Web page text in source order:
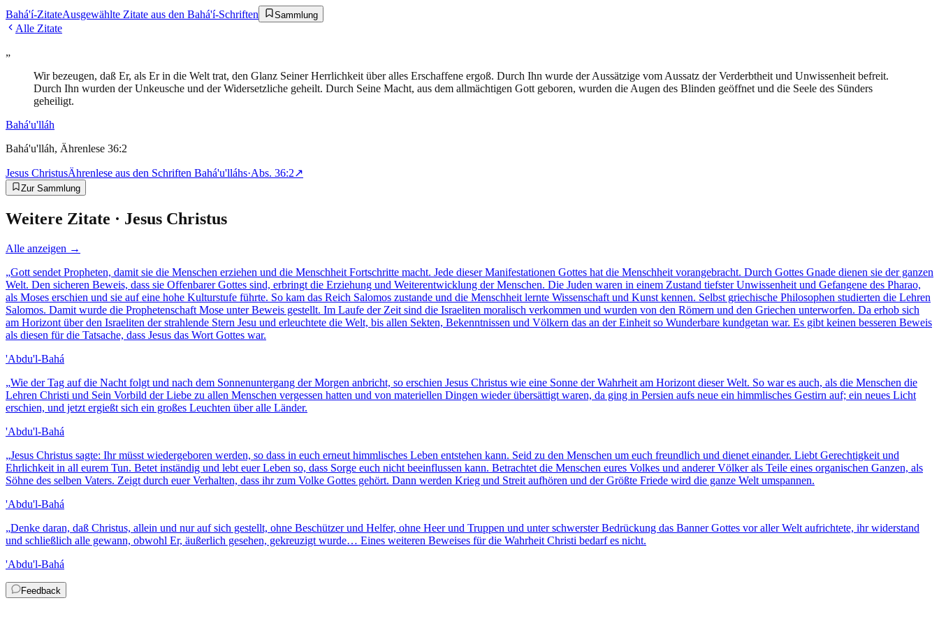
Bahá'í-ZitateAusgewählte Zitate aus den Bahá'í-Schriften Sammlung
Alle Zitate
„
Wir bezeugen, daß Er, als Er in die Welt trat, den Glanz Seiner Herrlichkeit über alles Erschaffene ergoß. Durch Ihn wurde der Aussätzige vom Aussatz der Verderbtheit und Unwissenheit befreit.
Durch Ihn wurden der Unkeusche und der Widersetzliche geheilt. Durch Seine Macht, aus dem allmächtigen Gott geboren, wurden die Augen des Blinden geöffnet und die Seele des Sünders
geheiligt.
Bahá'u'lláh
Bahá'u'lláh, Ährenlese 36:2
Jesus ChristusÄhrenlese aus den Schriften Bahá'u'lláhs·Abs. 36:2↗
Zur Sammlung
Weitere Zitate · Jesus Christus
Alle anzeigen →
„Gott sendet Propheten, damit sie die Menschen erziehen und die Menschheit Fortschritte macht. Jede dieser Manifestationen Gottes hat die Menschheit vorangebracht. Durch Gottes Gnade dienen sie der ganzen
Welt. Den sicheren Beweis, dass sie Offenbarer Gottes sind, erbringt die Erziehung und Weiterentwicklung der Menschen. Die Juden waren in einem Zustand tiefster Unwissenheit und Gefangene des Pharao,
als Moses erschien und sie auf eine hohe Kulturstufe führte. So kam das Reich Salomos zustande und die Menschheit lernte Wissenschaft und Kunst kennen. Selbst griechische Philosophen studierten die Lehren
Salomos. Damit wurde die Prophetenschaft Mose unter Beweis gestellt. Im Laufe der Zeit sind die Israeliten moralisch verkommen und wurden von den Römern und den Griechen unterworfen. Da erhob sich
am Horizont über den Israeliten der strahlende Stern Jesu und erleuchtete die Welt, bis allen Sekten, Bekenntnissen und Völkern das an der Einheit so Wunderbare kundgetan war. Es gibt keinen besseren Beweis
als diesen für die Tatsache, dass Jesus das Wort Gottes war.
'Abdu'l-Bahá
„Wie der Tag auf die Nacht folgt und nach dem Sonnenuntergang der Morgen anbricht, so erschien Jesus Christus wie eine Sonne der Wahrheit am Horizont dieser Welt. So war es auch, als die Menschen die
Lehren Christi und Sein Vorbild der Liebe zu allen Menschen vergessen hatten und von materiellen Dingen wieder übersättigt waren, da ging in Persien aufs neue ein himmlisches Gestirn auf; ein neues Licht
erschien, und jetzt ergießt sich ein großes Leuchten über alle Länder.
'Abdu'l-Bahá
„Jesus Christus sagte: Ihr müsst wiedergeboren werden, so dass in euch erneut himmlisches Leben entstehen kann. Seid zu den Menschen um euch freundlich und dienet einander. Liebt Gerechtigkeit und
Ehrlichkeit in all eurem Tun. Betet inständig und lebt euer Leben so, dass Sorge euch nicht beeinflussen kann. Betrachtet die Menschen eures Volkes und anderer Völker als Teile eines organischen Ganzen, als
Söhne des selben Vaters. Zeigt durch euer Verhalten, dass ihr zum Volke Gottes gehört. Dann werden Krieg und Streit aufhören und der Größte Friede wird die ganze Welt umspannen.
'Abdu'l-Bahá
„Denke daran, daß Christus, allein und nur auf sich gestellt, ohne Beschützer und Helfer, ohne Heer und Truppen und unter schwerster Bedrückung das Banner Gottes vor aller Welt aufrichtete, ihr widerstand
und schließlich alle gewann, obwohl Er, äußerlich gesehen, gekreuzigt wurde… Eines weiteren Beweises für die Wahrheit Christi bedarf es nicht.
'Abdu'l-Bahá
Feedback